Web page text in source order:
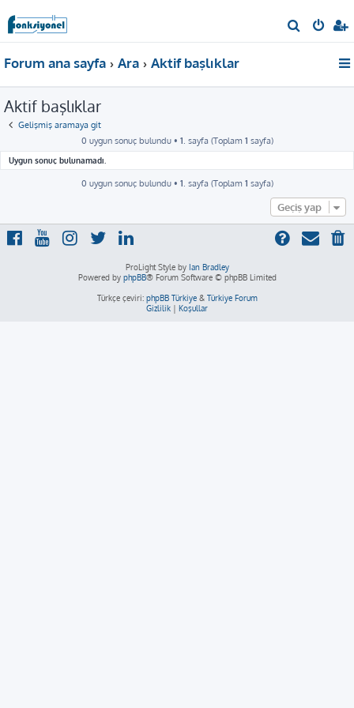
r
Forum ana sayfa Ara Aktif başlıklar
Aktif başlıklar
Gelişmiş aramaya git
0 uygun sonuç bulundu • 1 . sayfa (Toplam 1 sayfa)
Uygun sonuç bulunamadı.
0 uygun sonuç bulundu • 1 . sayfa (Toplam 1 sayfa)
Geçiş yap
ProLight Style by Ian Bradley
Powered by phpBB® Forum Software © phpBB Limited
Türkçe çeviri: phpBB Türkiye& Türkiye Forum
Gizlilik | Koşullar